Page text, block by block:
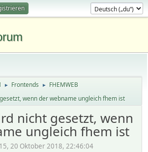
► Frontends ► FHEMWEB
wenn der webname ungleich fhem ist
nicht gesetzt, wenn
ungleich fhem ist
20 Oktober 2018, 22:46:04